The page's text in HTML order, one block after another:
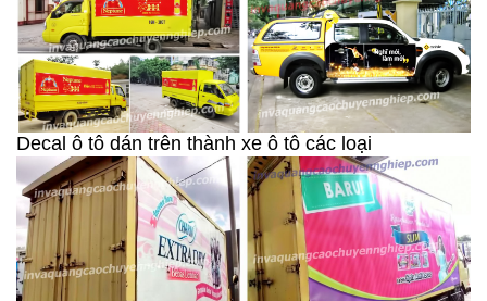
Decal ô tô dán trên thành xe ô tô các loại